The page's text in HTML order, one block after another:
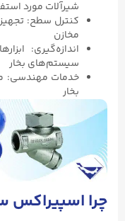
شیرآلات مورد
کنترل سطح:
مخازن
اندازه‌گیری:
سیستم‌های بخار
خدمات مهندسی:
بخار
چرا اسپیراکس